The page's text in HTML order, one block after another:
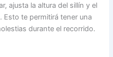
ajusta la altura del sillín y el
Esto te permitirá tener una
durante el recorrido.